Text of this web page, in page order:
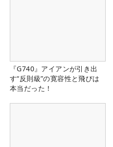
『G740』アイアンが引き出
す“反則級”の寛容性と飛びは
本当だった！